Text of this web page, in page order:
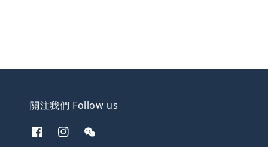
關注我們 Follow us